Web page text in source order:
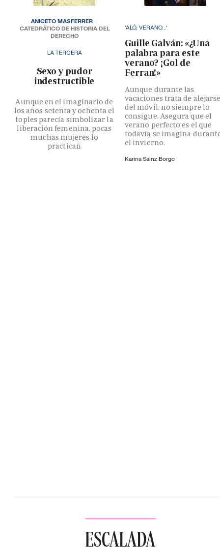
LA TERCERA
­Sexo y pudor
indestructible
Aunque en el imaginario de
los años setenta y ochenta el
toples parecía simbolizar la
liberación femenina, pocas
muchas mujeres lo
practican
ANICETO MASFERRER
CATEDRÁTICO DE HISTORIA DEL
DERECHO
'ALÓ, VERANO...'
Guille Galván: «¿Una
palabra para este
verano? ¡Gol de
Ferran!»
Aunque durante las
vacaciones trata de
del móvil, no siempre lo
consigue. Asegura que el
verano perfecto es el que
todavía se imagina
el invierno.
Karina Sainz Borgo
ESCALADA